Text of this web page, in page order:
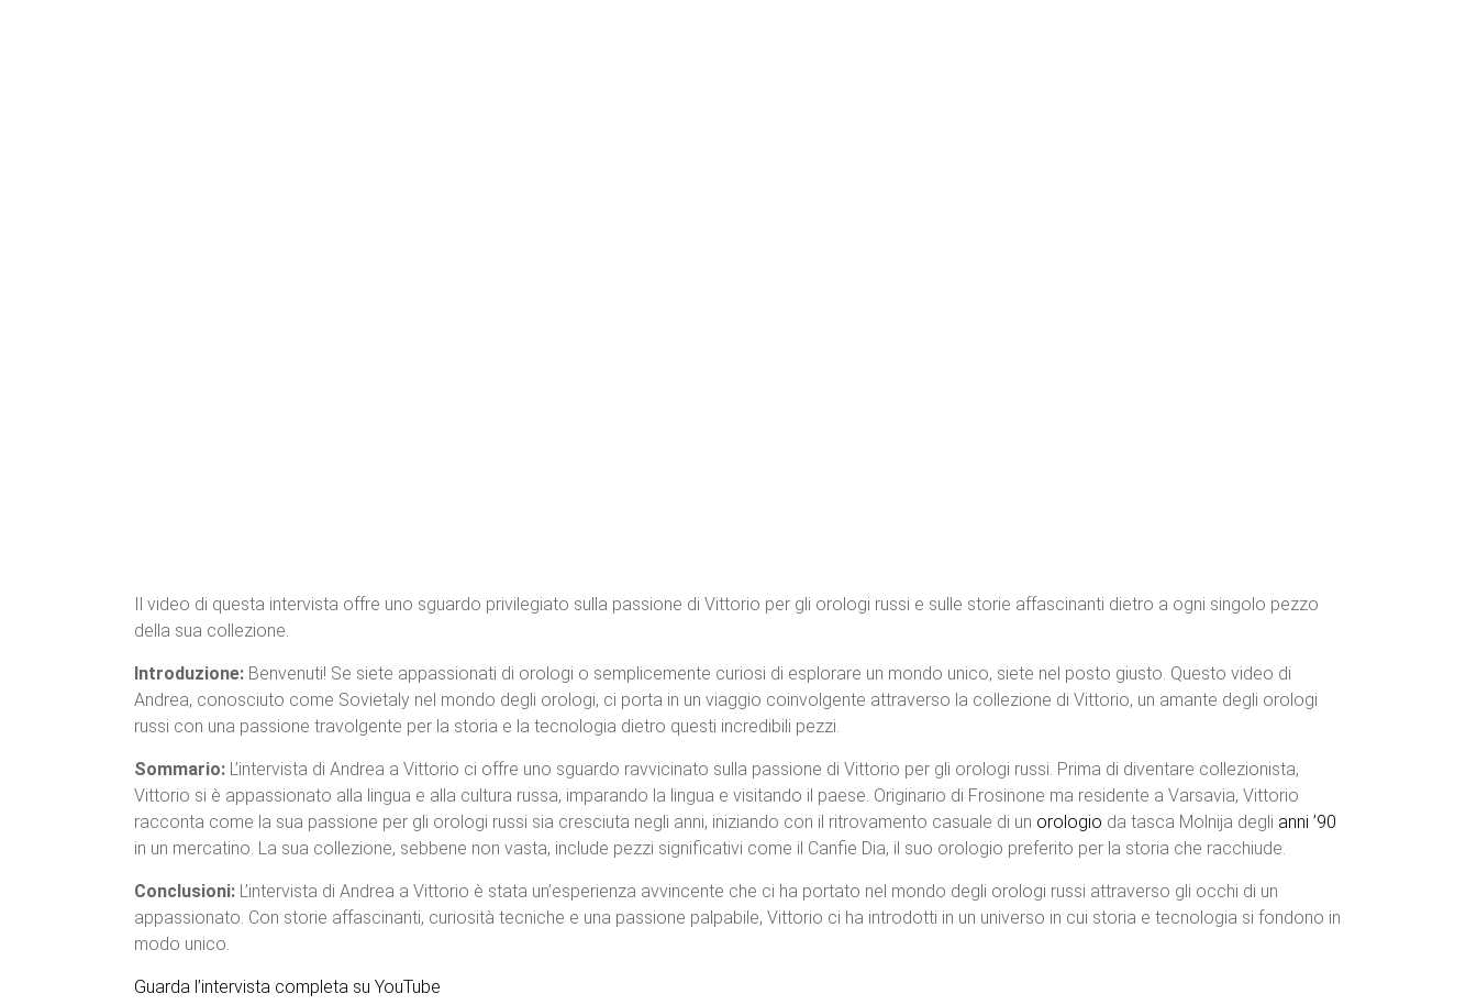
Il video di questa intervista offre uno sguardo privilegiato sulla passione di Vittorio per gli orologi russi e sulle storie affascinanti dietro a ogni singolo pezzo
della sua collezione.
Introduzione: Benvenuti! Se siete appassionati di orologi o semplicemente curiosi di esplorare un mondo unico, siete nel posto giusto. Questo video di
Andrea, conosciuto come Sovietaly nel mondo degli orologi, ci porta in un viaggio coinvolgente attraverso la collezione di Vittorio, un amante degli orologi
russi con una passione travolgente per la storia e la tecnologia dietro questi incredibili pezzi.
Sommario: L’intervista di Andrea a Vittorio ci offre uno sguardo ravvicinato sulla passione di Vittorio per gli orologi russi. Prima di diventare collezionista,
Vittorio si è appassionato alla lingua e alla cultura russa, imparando la lingua e visitando il paese. Originario di Frosinone ma residente a Varsavia, Vittorio
racconta come la sua passione per gli orologi russi sia cresciuta negli anni, iniziando con il ritrovamento casuale di un orologio da tasca Molnija degli anni ’90
in un mercatino. La sua collezione, sebbene non vasta, include pezzi significativi come il Canfie Dia, il suo orologio preferito per la storia che racchiude.
Conclusioni: L’intervista di Andrea a Vittorio è stata un’esperienza avvincente che ci ha portato nel mondo degli orologi russi attraverso gli occhi di un
appassionato. Con storie affascinanti, curiosità tecniche e una passione palpabile, Vittorio ci ha introdotti in un universo in cui storia e tecnologia si fondono in
modo unico.
Guarda l’intervista completa su YouTube